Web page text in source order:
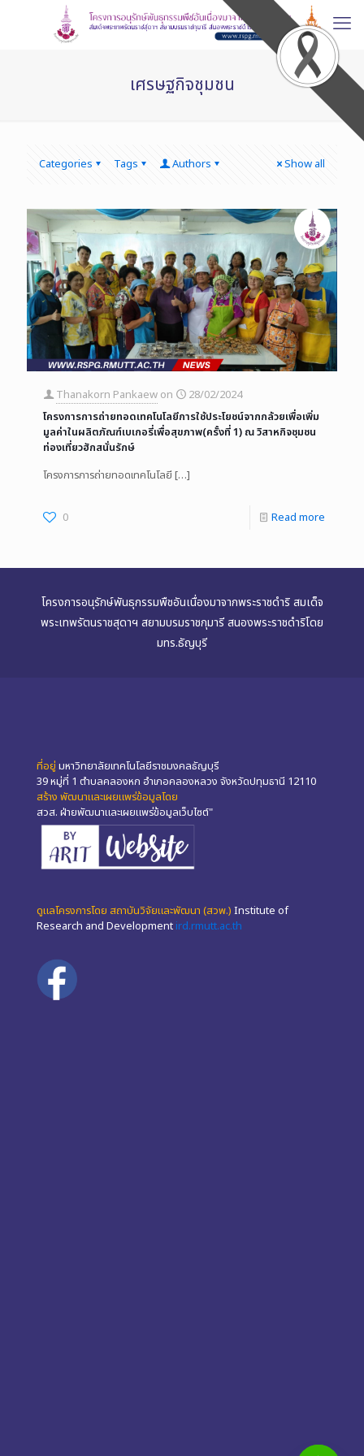
เศรษฐกิจชุมชน
Categories Tags Authors Show all
Thanakorn Pankaew on
28/02/2024
โครงการการถ่ายทอดเทคโนโลยีการใช้ประโยชน์จากกล้วยเพื่อเพิ่ม
มูลค่าในผลิตภัณฑ์เบเกอรี่เพื่อสุขภาพ(ครั้งที่ 1) ณ วิสาหกิจชุมชน
ท่องเที่ยวฮักสนั่นรักษ์
โครงการการถ่ายทอดเทคโนโลยี […]
0 Read more
โครงการอนุรักษ์พันธุกรรมพืชอันเนื่องมาจากพระราชดำริ สมเด็จ
พระเทพรัตนราชสุดาฯ สยามบรมราชกุมารี สนองพระราชดำริโดย
มทร.ธัญบุรี
ที่อยู่ มหาวิทยาลัยเทคโนโลยีราชมงคลธัญบุรี
39 หมู่ที่ 1 ตำบลคลองหก อำเภอคลองหลวง จังหวัดปทุมธานี 12110
สร้าง พัฒนาและเผยแพร่ข้อมูลโดย
สวส. ฝ่ายพัฒนาและเผยแพร่ข้อมูลเว็บไซต์"
ดูแลโครงการโดย สถาบันวิจัยและพัฒนา (สวพ.) Institute of
Research and Development ird.rmutt.ac.th